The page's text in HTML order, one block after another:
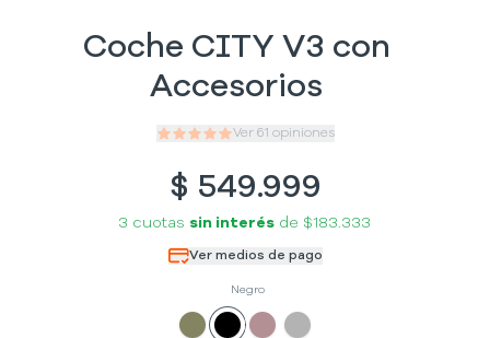
Coche CITY V3 con
Accesorios
Ver 61 opiniones
$ 549.999
3 cuotas sin interés de $183.333
Ver medios de pago
Negro